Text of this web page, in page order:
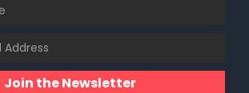
Join the Newsletter